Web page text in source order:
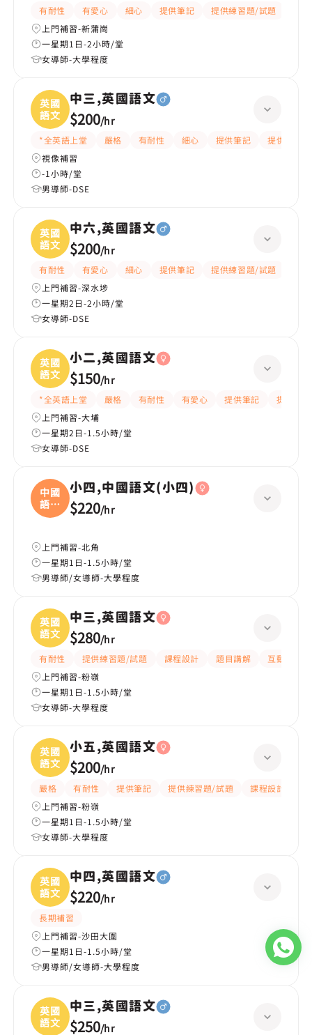
有耐性 有愛心 細心 提供筆記 提供練習題/試題
上門補習-新蒲崗
一星期1日-2小時/堂
女導師-大學程度
英國
語文
中三,英國語文
$200/hr
*全英語上堂 嚴格 有耐性 細心 提供筆記
提供練習
視像補習
-1小時/堂
男導師-DSE
英國
語文
中六,英國語文
$200/hr
有耐性 有愛心 細心 提供筆記 提供練習題/試題
上門補習-深水埗
一星期2日-2小時/堂
女導師-DSE
英國
語文
小二,英國語文
$150/hr
*全英語上堂 嚴格 有耐性 有愛心 提供筆記
提供練
上門補習-大埔
一星期2日-1.5小時/堂
女導師-DSE
中國
語文
(
小四,中國語文(小四)
$220/hr
上門補習-北角
一星期1日-1.5小時/堂
男導師/女導師-大學程度
英國
語文
中三,英國語文
$280/hr
有耐性 提供練習題/試題 課程設計 題目講解
互動教學
上門補習-粉嶺
一星期1日-1.5小時/堂
女導師-大學程度
英國
語文
小五,英國語文
$200/hr
嚴格 有耐性 提供筆記 提供練習題/試題 課程設計
上門補習-粉嶺
一星期1日-1.5小時/堂
女導師-大學程度
英國
語文
中四,英國語文
$220/hr
長期補習
上門補習-沙田大圍
一星期1日-1.5小時/堂
男導師/女導師-大學程度
英國
語文
中三,英國語文
$250/hr